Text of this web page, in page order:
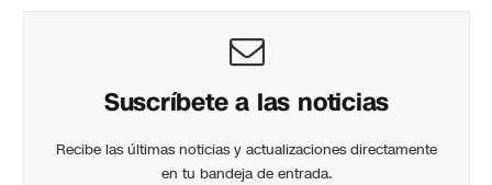
Suscríbete a las noticias
Recibe las últimas noticias y actualizaciones directamente
en tu bandeja de entrada.